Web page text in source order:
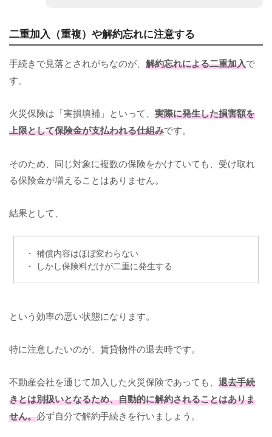
二重加入（重複）や解約忘れに注意する
手続きで見落とされがちなのが、 解約忘れによる二重加入で
す。
火災保険は「実損填補」といって、 実際に発生した損害額を
上限として保険金が支払われる仕組みです。
そのため、同じ対象に複数の保険をかけていても、受け取れ
る保険金が増えることはありません。
結果として、
・ 補償内容はほぼ変わらない
・ しかし保険料だけが二重に発生する
という効率の悪い状態になります。
特に注意したいのが、賃貸物件の退去時です。
不動産会社を通じて加入した火災保険であっても、 退去手続
きとは別扱いとなるため、自動的に解約されることはありま
せん。必ず自分で解約手続きを行いましょう。